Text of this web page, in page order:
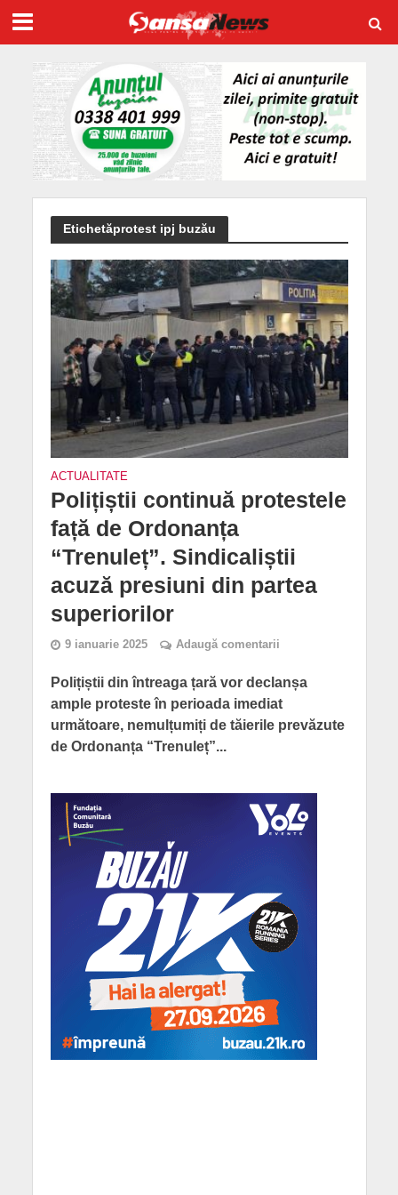
Etichetăprotest ipj buzău
ACTUALITATE
Polițiștii continuă protestele
față de Ordonanța
“Trenuleț”. Sindicaliștii
acuză presiuni din partea
superiorilor
9 ianuarie 2025 Adaugă comentarii
Polițiștii din întreaga țară vor declanșa
ample proteste în perioada imediat
următoare, nemulțumiți de tăierile prevăzute
de Ordonanța “Trenuleț”...